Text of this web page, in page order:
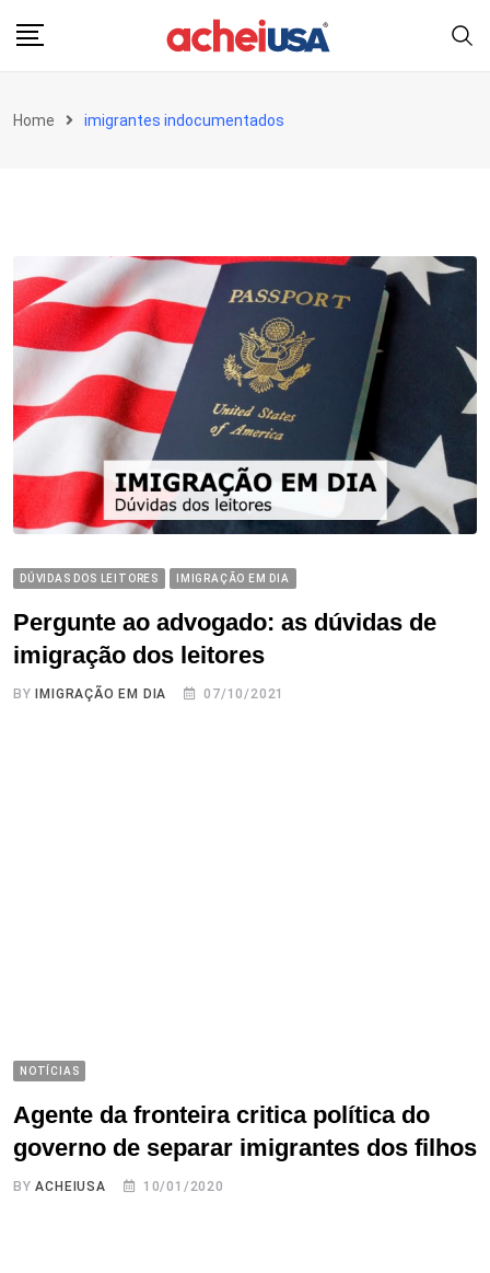
Home imigrantes indocumentados
DÚVIDAS DOS LEITORES IMIGRAÇÃO EM DIA
Pergunte ao advogado: as dúvidas de
imigração dos leitores
BY IMIGRAÇÃO EM DIA 07/10/2021
NOTÍCIAS
Agente da fronteira critica política do
governo de separar imigrantes dos filhos
BYACHEIUSA 10/01/2020